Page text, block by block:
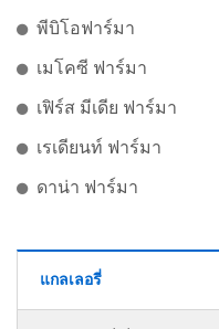
พีบิโอฟาร์มา
เมโคซี ฟาร์มา
เฟิร์ส มีเดีย ฟาร์มา
เรเดียนท์ ฟาร์มา
ดาน่า ฟาร์มา
แกลเลอรี่